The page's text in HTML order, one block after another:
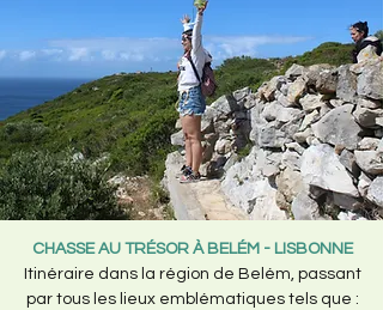
CHASSE AU TRÉSOR À BELÉM - LISBONNE
Itinéraire dans la région de Belém, passant
par tous les lieux emblématiques tels que :